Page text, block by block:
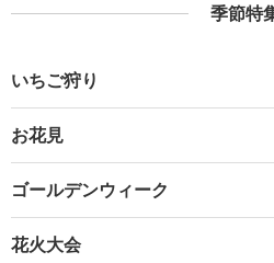
季節特
いちご狩り
お花見
ゴールデンウィーク
花火大会